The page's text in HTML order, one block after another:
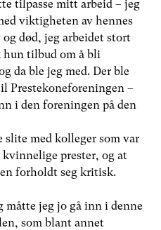
tilpasse mitt arbeid – jeg
viktigheten av hennes
død, jeg arbeidet stort
hun tilbud om å bli
da ble jeg med. Der ble
Prestekoneforeningen –
i den foreningen på den
slite med kolleger som var
prester, og at
forholdt seg kritisk.
måtte jeg jo gå inn i denne
som blant annet